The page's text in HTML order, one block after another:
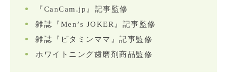
『CanCam.jp』記事監修
雑誌『Men’s JOKER』記事監修
雑誌『ビタミンママ』記事監修
ホワイトニング歯磨剤商品監修